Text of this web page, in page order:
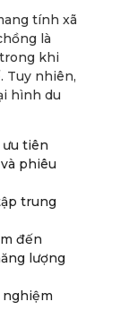
tính xã
là
khi
Tuy nhiên,
hình du
tiên
phiêu
trung
đến
lượng
nghiệm